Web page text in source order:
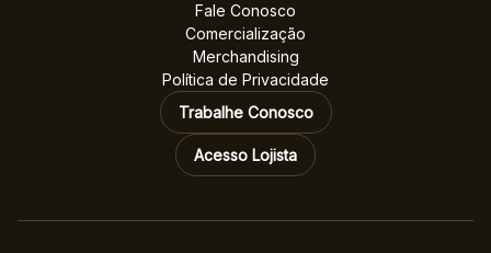
Fale Conosco
Comercialização
Merchandising
Política de Privacidade
Trabalhe Conosco
Acesso Lojista